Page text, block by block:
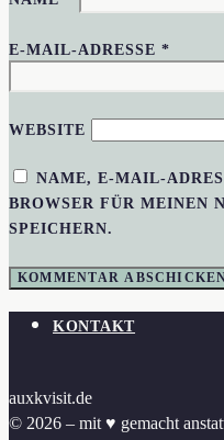
E-MAIL-ADRESSE*
WEBSITE
NAME, E-MAIL-
BROWSER FÜR MEINEN
SPEICHERN.
KONTAKT
auxkvisit.de
© 2026 – mit ♥︎ gemacht